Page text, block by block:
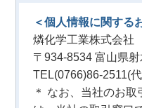
＜個人情報に関する
燐化学工業株式会
〒934-8534 富山県
TEL(0766)86-2511(
＊ なお、当社のお